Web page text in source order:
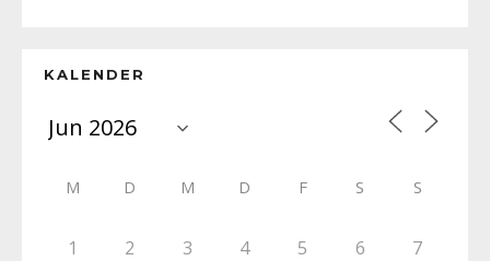
KALENDER
M D M D F S S
1 2 3 4 5 6 7